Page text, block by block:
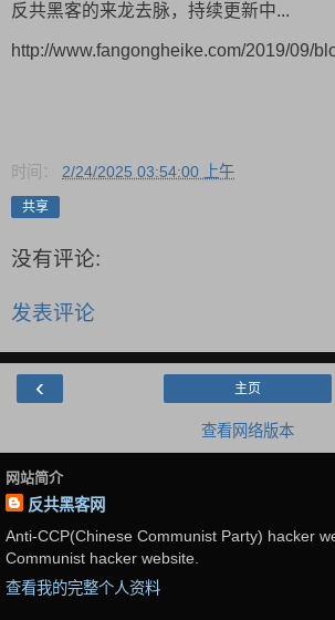
反共黑客的来龙去脉，持续更新中...
http://www.fangongheike.com/2019/09/
时间： 2/24/2025 03:54:00 上午
共享
没有评论:
发表评论
‹ 主页
查看网络版本
网站简介
反共黑客网
Anti-CCP(Chinese Communist Party) hacker
Communist hacker website.
查看我的完整个人资料